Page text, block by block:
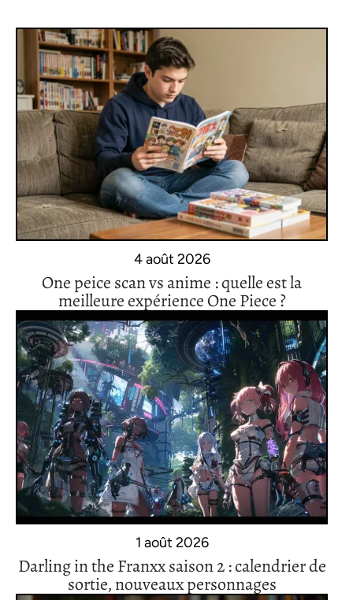
4 août 2026
One peice scan vs anime : quelle est la
meilleure expérience One Piece ?
1 août 2026
Darling in the Franxx saison 2 : calendrier de
sortie, nouveaux personnages